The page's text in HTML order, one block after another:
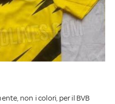
non i colori, per il BVB